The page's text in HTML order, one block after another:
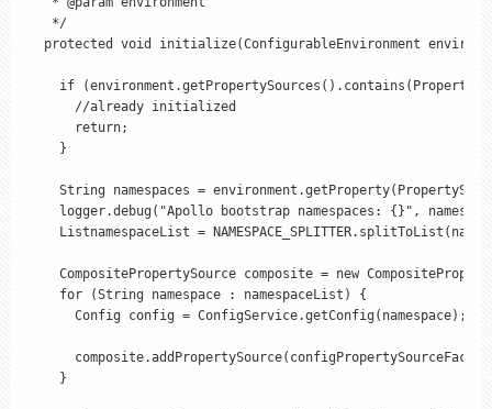
   */
protected void initialize(ConfigurableEnvironment
if
      //already initialized
      return;
    }
String namespaces =
logger.debug("Apollo bootstrap namespaces: {}",
ListnamespaceList =
CompositePropertySource composite = new
    for (String namespace : namespaceList) {
      Config config = ConfigService.getConfig(namespace);
    }